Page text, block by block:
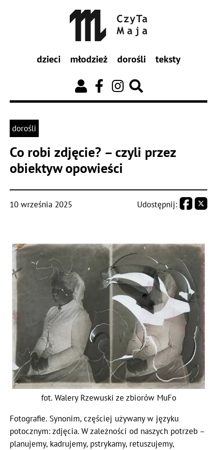
dzieci młodzież dorośli teksty
dorośli
Co robi zdjęcie? – czyli przez
obiektyw opowieści
10 września 2025 Udostępnij:
fot. Walery Rzewuski ze zbiorów MuFo
Fotografie. Synonim, częściej używany w języku
potocznym: zdjęcia. W zależności od naszych potrzeb –
planujemy, kadrujemy, pstrykamy, retuszujemy,